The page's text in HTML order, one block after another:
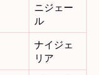
ニジェー
ル
ナイジェ
リア